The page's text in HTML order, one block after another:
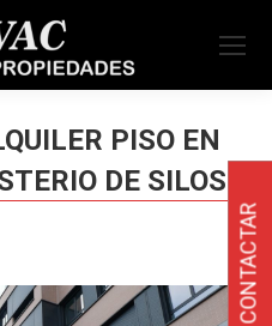
PISO EN
DE SILOS
CONTACTAR